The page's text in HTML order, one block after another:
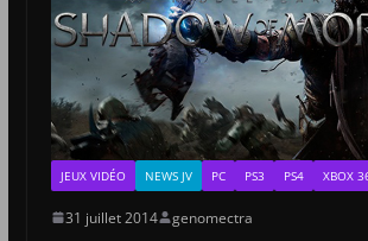
JEUX VIDÉO NEWS JV PC PS3 PS4 XBOX
31 juillet 2014 genomectra